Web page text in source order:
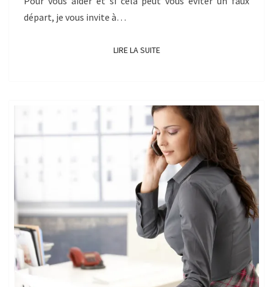
départ, je vous invite à…
LIRE LA SUITELIRE LA SUITE